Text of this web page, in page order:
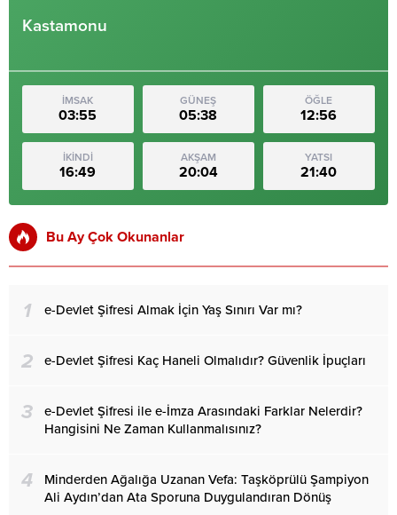
Kastamonu
İMSAK
03:55
GÜNEŞ
05:38
ÖĞLE
12:56
İKİNDİ
16:49
AKŞAM
20:04
YATSI
21:40
Bu Ay Çok Okunanlar
1 e-Devlet Şifresi Almak İçin Yaş Sınırı Var mı?
2 e-Devlet Şifresi Kaç Haneli Olmalıdır? Güvenlik İpuçları
3
e-Devlet Şifresi ile e-İmza Arasındaki Farklar Nelerdir?
Hangisini Ne Zaman Kullanmalısınız?
4
Minderden Ağalığa Uzanan Vefa: Taşköprülü Şampiyon
Ali Aydın’dan Ata Sporuna Duygulandıran Dönüş